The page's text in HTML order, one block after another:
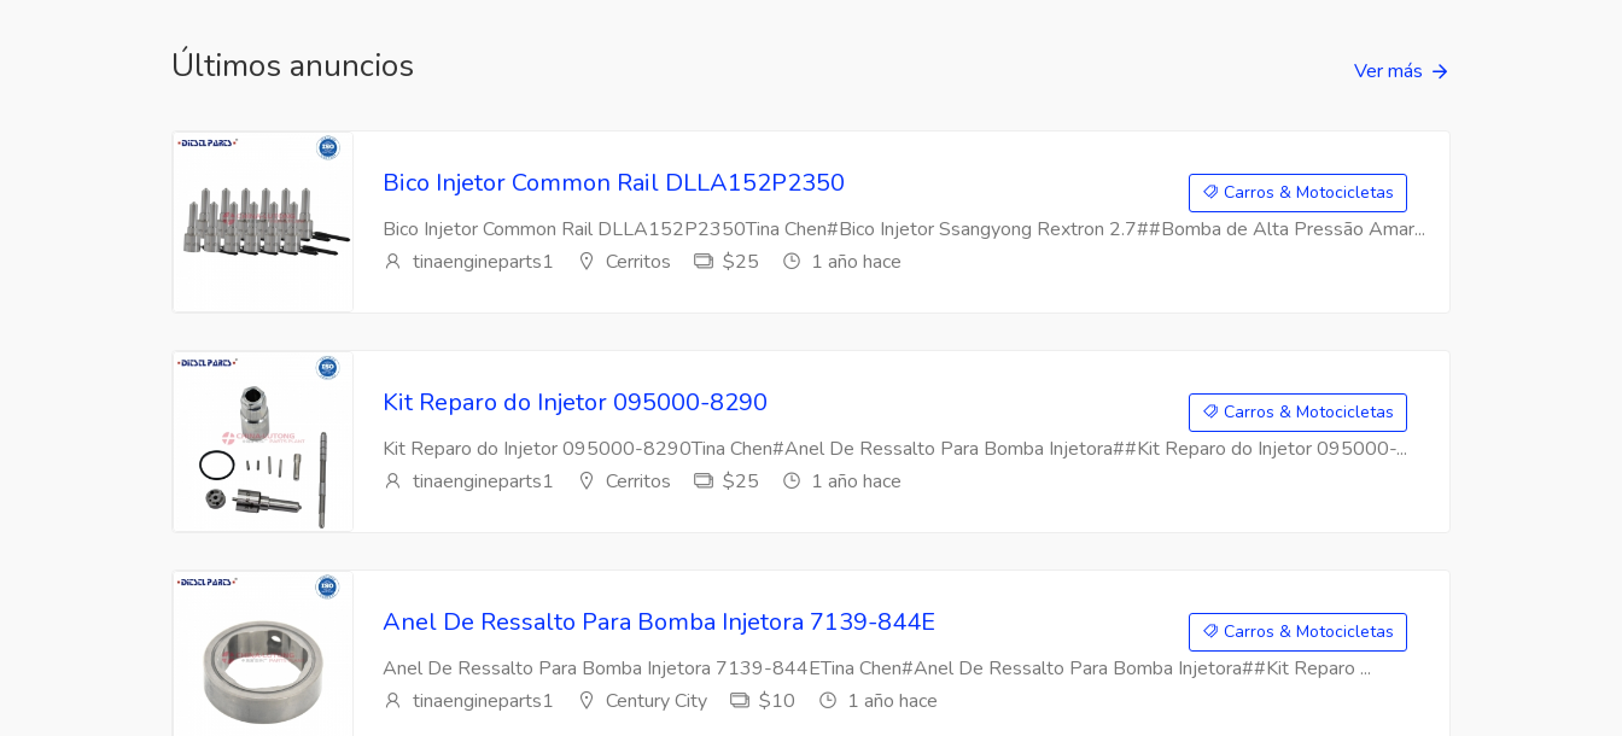
Últimos anuncios Ver más
Bico Injetor Common Rail DLLA152P2350 Carros & Motocicletas
Bico Injetor Common Rail DLLA152P2350Tina Chen#Bico Injetor Ssangyong Rextron 2.7##Bomba de Alta Pressão Amar...
tinaengineparts1
Cerritos $25 1 año hace
Kit Reparo do Injetor 095000-8290 Carros & Motocicletas
Kit Reparo do Injetor 095000-8290Tina Chen#Anel De Ressalto Para Bomba Injetora##Kit Reparo do Injetor 095000-...
tinaengineparts1
Cerritos $25 1 año hace
Anel De Ressalto Para Bomba Injetora 7139-844E Carros & Motocicletas
Anel De Ressalto Para Bomba Injetora 7139-844ETina Chen#Anel De Ressalto Para Bomba Injetora##Kit Reparo ...
tinaengineparts1
Century City $10 1 año hace